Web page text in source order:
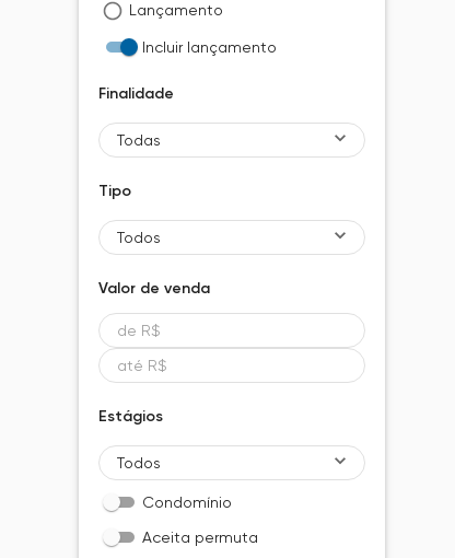
Lançamento
Incluir lançamento
Finalidade
Todas
Tipo
Todos
Valor de venda
Estágios
Todos
Condomínio
Aceita permuta